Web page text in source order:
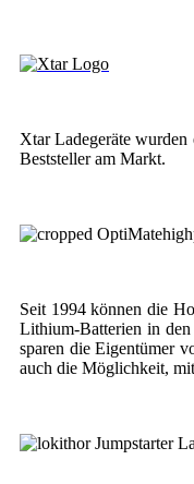
Xtar Ladegeräte
Beststeller am Markt.
Seit 1994 können die
Lithium-Batterien in
sparen die Eigentümer
auch die Möglichkeit,